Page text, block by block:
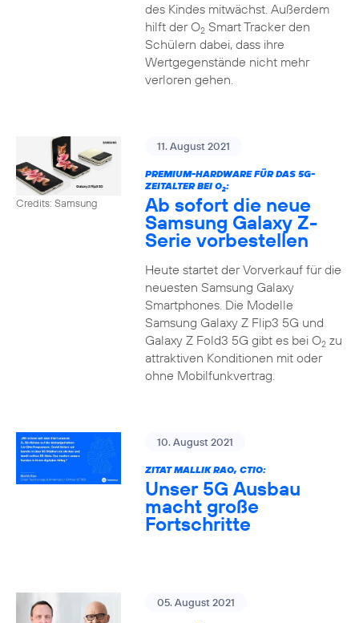
des Kindes mitwächst. Außerdem
hilft der O2Smart Tracker den
Schülern dabei, dass ihre
Wertgegenstände nicht mehr
verloren gehen.
Credits: Samsung
11. August 2021
PREMIUM-HARDWARE FÜR DAS 5G-
ZEITALTER BEI O2:
Ab sofort die neue
Samsung Galaxy Z-
Serie vorbestellen
Heute startet der Vorverkauf für die
neuesten Samsung Galaxy
Smartphones. Die Modelle
Samsung Galaxy Z Flip3 5G und
Galaxy Z Fold3 5G gibt es bei O2zu
attraktiven Konditionen mit oder
ohne Mobilfunkvertrag.
10. August 2021
ZITAT MALLIK RAO, CTIO:
Unser 5G Ausbau
macht große
Fortschritte
05. August 2021